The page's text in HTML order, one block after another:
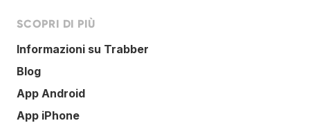
SCOPRI DI PIÙ
Informazioni su Trabber
Blog
App Android
App iPhone